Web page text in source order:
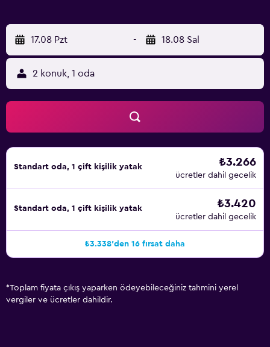
17.08 Pzt - 18.08 Sal
2 konuk, 1 oda
Standart oda, 1 çift kişilik yatak ₺3.266
ücretler dahil gecelik
Standart oda, 1 çift kişilik yatak ₺3.420
ücretler dahil gecelik
₺3.338'den 16 fırsat daha
*Toplam fiyata çıkış yaparken ödeyebileceğiniz tahmini yerel
vergiler ve ücretler dahildir.